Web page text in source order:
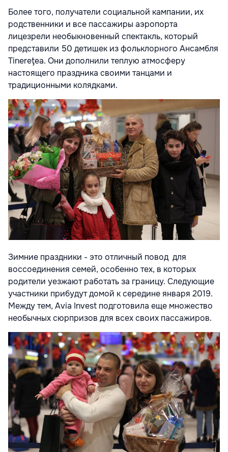
Более того, получатели социальной кампании, их
родственники и все пассажиры аэропорта
лицезрели необыкновенный спектакль, который
представили 50 детишек из фольклорного Ансамбля
Tinereţea. Они дополнили теплую атмосферу
настоящего праздника своими танцами и
традиционными колядками.
Зимние праздники - это отличный повод для
воссоединения семей, особенно тех, в которых
родители уезжают работать за границу. Следующие
участники прибудут домой к середине января 2019.
Между тем, Avia Invest подготовила еще множество
необычных сюрпризов для всех своих пассажиров.